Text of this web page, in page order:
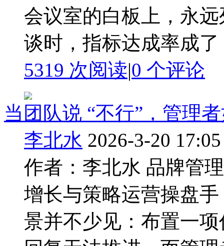
会议室的白板上，永
谈时，指标达成率成了
5319 次阅读|0 个评论
当团队说 “不行”，管理
李北水 2026-3-20 17:05
作者：李北水 品牌管
增长与策略运营操盘
景并不少见：布置一